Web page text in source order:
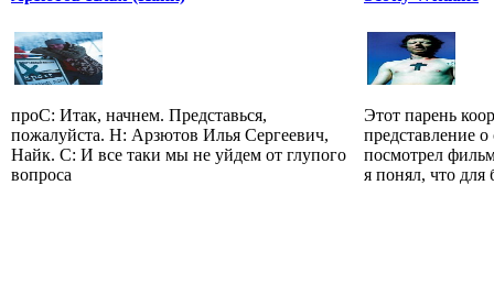
проС: Итак, начнем. Представься,
пожалуйста. Н: Арзютов Илья Сергеевич,
Найк. С: И все таки мы не уйдем от глупого
вопроса
Этот парень
представление
посмотрел
я понял, что